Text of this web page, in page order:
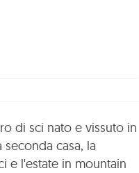
di sci nato e vissuto in
seconda casa, la
e l'estate in mountain